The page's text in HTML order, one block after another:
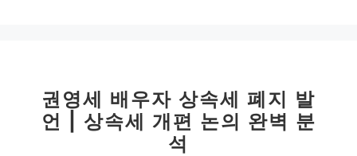
권영세 배우자 상속세 폐지 발
언 | 상속세 개편 논의 완벽 분
석